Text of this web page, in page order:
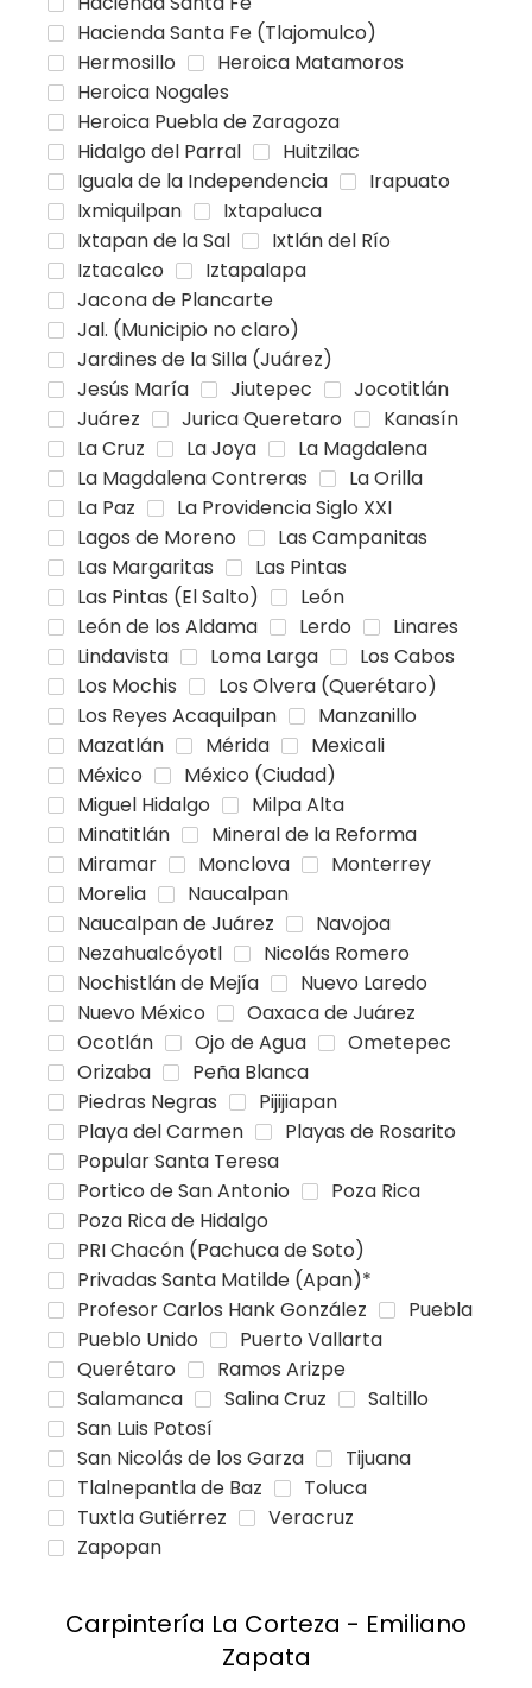
Hacienda Santa Fe (Tlajomulco)
Hermosillo
Heroica Matamoros
Heroica Nogales
Heroica Puebla de Zaragoza
Hidalgo del Parral
Huitzilac
Iguala de la Independencia
Irapuato
Ixmiquilpan
Ixtapaluca
Ixtapan de la Sal
Ixtlán del Río
Iztacalco
Iztapalapa
Jacona de Plancarte
Jal. (Municipio no claro)
Jardines de la Silla (Juárez)
Jesús María
Jiutepec
Jocotitlán
Juárez
Jurica Queretaro
Kanasín
La Cruz
La Joya
La Magdalena
La Magdalena Contreras
La Orilla
La Paz
La Providencia Siglo XXI
Lagos de Moreno
Las Campanitas
Las Margaritas
Las Pintas
Las Pintas (El Salto)
León
León de los Aldama
Lerdo
Linares
Lindavista
Loma Larga
Los Cabos
Los Mochis
Los Olvera (Querétaro)
Los Reyes Acaquilpan
Manzanillo
Mazatlán
Mérida
Mexicali
México
México (Ciudad)
Miguel Hidalgo
Milpa Alta
Minatitlán
Mineral de la Reforma
Miramar
Monclova
Monterrey
Morelia
Naucalpan
Naucalpan de Juárez
Navojoa
Nezahualcóyotl
Nicolás Romero
Nochistlán de Mejía
Nuevo Laredo
Nuevo México
Oaxaca de Juárez
Ocotlán
Ojo de Agua
Ometepec
Orizaba
Peña Blanca
Piedras Negras
Pijijiapan
Playa del Carmen
Playas de Rosarito
Popular Santa Teresa
Portico de San Antonio
Poza Rica
Poza Rica de Hidalgo
PRI Chacón (Pachuca de Soto)
Privadas Santa Matilde (Apan)*
Profesor Carlos Hank González
Puebla
Pueblo Unido
Puerto Vallarta
Querétaro
Ramos Arizpe
Salamanca
Salina Cruz
Saltillo
San Luis Potosí
San Nicolás de los Garza
Tijuana
Tlalnepantla de Baz
Toluca
Tuxtla Gutiérrez
Veracruz
Zapopan
Carpintería La Corteza - Emiliano
Zapata